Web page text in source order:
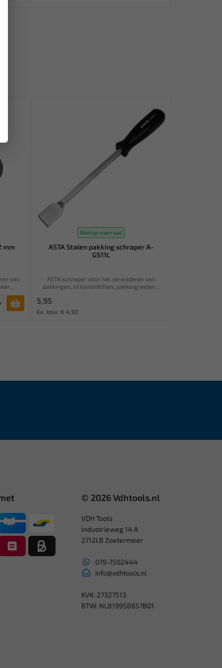
mm
van
Niet op voorraad
ASTA Stalen pakking schraper A-
GS11L
ASTA schraper voor het verwijderen van
pakkingen, siliconenkitten, pakkingresten...
5,95
Ex. btw: € 4,92
© 2026 Vdhtools.nl
VDH Tools
Industrieweg 14 A
2712LB Zoetermeer
079-7502444
info@vdhtools.nl
KVK: 27327513
BTW: NL819958657B01